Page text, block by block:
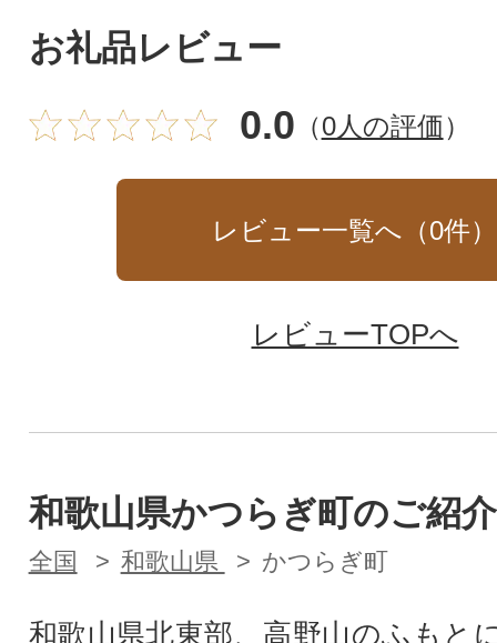
お礼品レビュー
0.0 （0人の評価）
レビュー一覧へ（0件）
レビューTOPへ
和歌山県かつらぎ町のご紹介
全国 和歌山県 かつらぎ町
和歌山県北東部、高野山のふもと